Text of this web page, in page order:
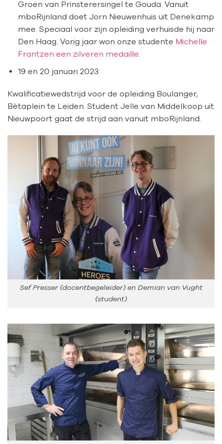
Groen van Prinsterersingel te Gouda. Vanuit
mboRijnland doet Jorn Nieuwenhuis uit Denekamp
mee. Speciaal voor zijn opleiding verhuisde hij naar
Den Haag. Vorig jaar won onze studente Michelle
Frantzen een zilveren medaille
19 en 20 januari 2023
Kwalificatiewedstrijd voor de opleiding Boulanger,
Bètaplein te Leiden. Student Jelle van Middelkoop uit
Nieuwpoort gaat de strijd aan vanuit mboRijnland.
Sef Presser (docentbegeleider) en Demian van Vught
(student)